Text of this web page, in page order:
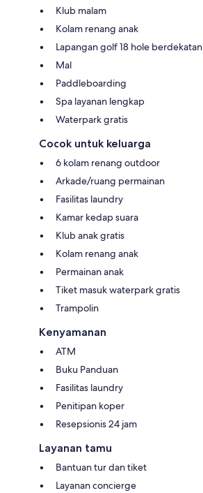
Klub malam
Kolam renang anak
Lapangan golf 18 hole berdekatan
Mal
Paddleboarding
Spa layanan lengkap
Waterpark gratis
Cocok untuk keluarga
6 kolam renang outdoor
Arkade/ruang permainan
Fasilitas laundry
Kamar kedap suara
Klub anak gratis
Kolam renang anak
Permainan anak
Tiket masuk waterpark gratis
Trampolin
Kenyamanan
ATM
Buku Panduan
Fasilitas laundry
Penitipan koper
Resepsionis 24 jam
Layanan tamu
Bantuan tur dan tiket
Layanan concierge